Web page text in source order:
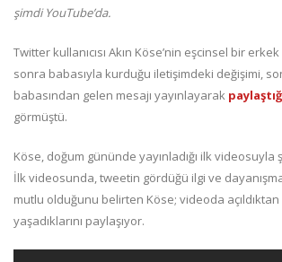
şimdi YouTube’da.
Twitter kullanıcısı Akın Köse’nin eşcinsel bir
sonra babasıyla kurduğu iletişimdeki değişimi,
babasından gelen mesajı yayınlayarak
görmüştü.
Köse, doğum gününde yayınladığı ilk videosuyla
İlk videosunda, tweetin gördüğü ilgi ve
mutlu olduğunu belirten Köse; videoda
yaşadıklarını paylaşıyor.